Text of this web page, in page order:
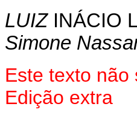
LUIZINÁCIO
Simone
Este texto
Edição extra